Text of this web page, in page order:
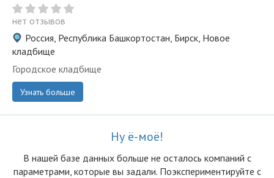
нет отзывов
Россия, Республика Башкортостан, Бирск, Новое
кладбище
Городское кладбище
Узнать больше
Ну ё-моё!
В нашей базе данных больше не осталоcь компаний с
параметрами, которые вы задали. Поэкспериментируйте с